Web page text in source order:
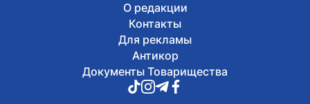
О редакции
Контакты
Для рекламы
Антикор
Документы Товарищества